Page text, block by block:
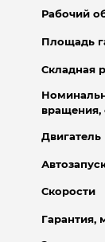
Рабочий
Площадь
Складная
вращения,
Двигатель
Скорости
Гарантия,